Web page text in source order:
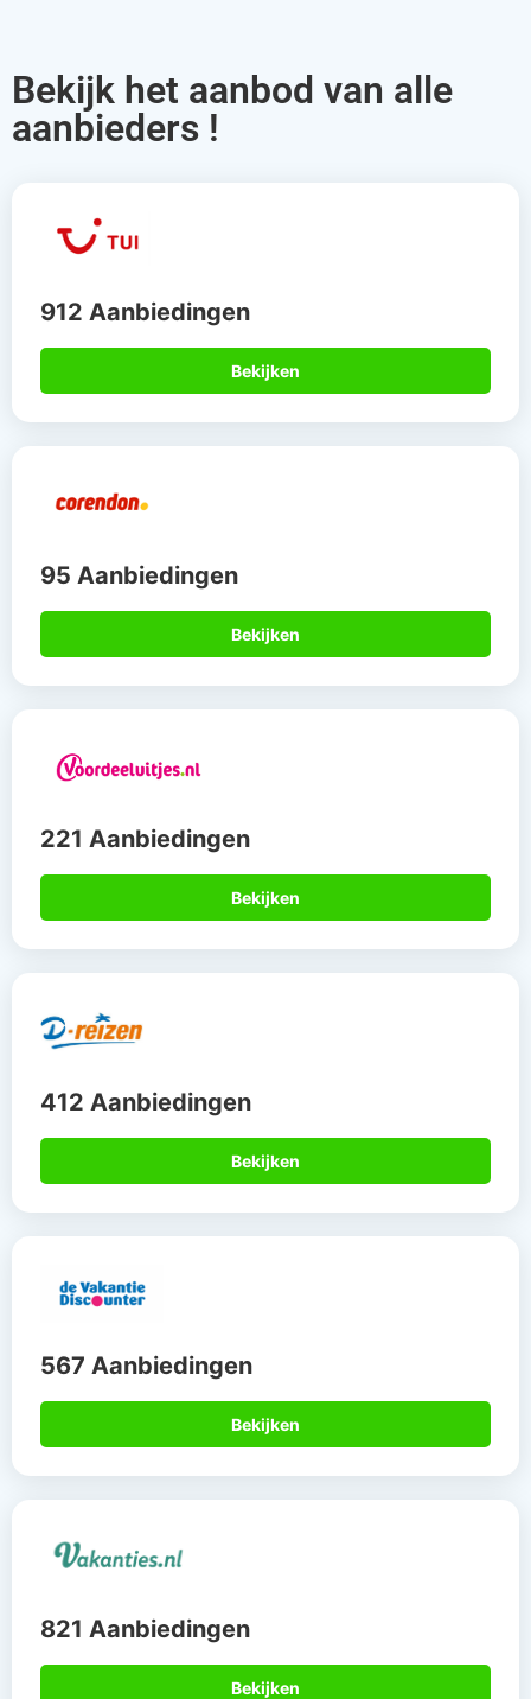
Bekijk het aanbod van alle
aanbieders !
912 Aanbiedingen
Bekijken
95 Aanbiedingen
Bekijken
221 Aanbiedingen
Bekijken
412 Aanbiedingen
Bekijken
567 Aanbiedingen
Bekijken
821 Aanbiedingen
Bekijken